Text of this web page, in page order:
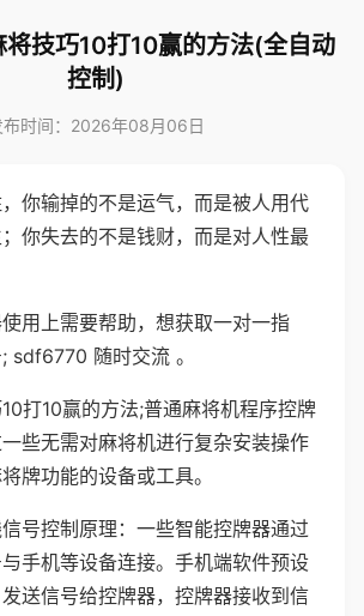
将技巧10打10赢的方法(全自动
控制)
布时间：2026年08月06日
你输掉的不是运气，而是被人用代
你失去的不是钱财，而是对人性最
用上需要帮助，想获取一对一指
sdf6770 随时交流 。
打10赢的方法;普通麻将机程序控牌
些无需对麻将机进行复杂安装操作
牌功能的设备或工具。
号控制原理：一些智能控牌器通过
手机等设备连接。手机端软件预设
送信号给控牌器，控牌器接收到信